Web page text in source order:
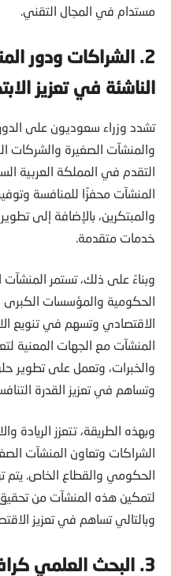
مستدام في المجال التقني.
2. الشراكات ودور
الناشئة في تعزيز
تشدد وزراء سعوديون على
والمنشآت الصغيرة والشركات
التقدم في المملكة العربية
المنشآت محفزًا للمنافسة
والمبتكرين، بالإضافة إلى
خدمات متقدمة.
وبناءً على ذلك، تستمر
الحكومية والمؤسسات الكبرى
الاقتصادي وتسهم في تنويع
المنشآت مع الجهات المعنية
والخبرات، وتعمل على تطوير
وتساهم في تعزيز القدرة
وبهذه الطريقة، تتعزز الريادة
الشراكات وتعاون المنشآت
الحكومي والقطاع الخاص. يتم
لتمكين هذه المنشآت من تحقيق
وبالتالي تساهم في تعزيز
3. البحث العلمي